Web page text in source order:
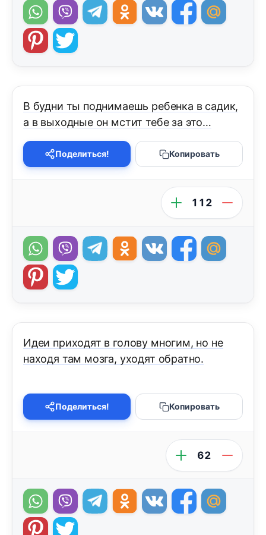
В будни ты поднимаешь ребенка в садик,
а в выходные он мстит тебе за это…
Поделиться! Копировать
112
Идеи приходят в голову многим, но не
находя там мозга, уходят обратно.
Поделиться! Копировать
62